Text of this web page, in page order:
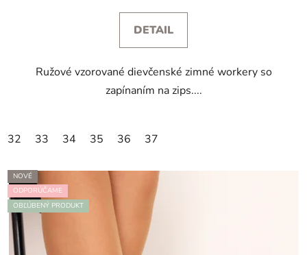
DETAIL
Ružové vzorované dievčenské zimné workery so
zapínaním na zips....
32 33 34 35 36 37
NOVÉ
ODPORÚČAME
OBĽÚBENÝ PRODUKT